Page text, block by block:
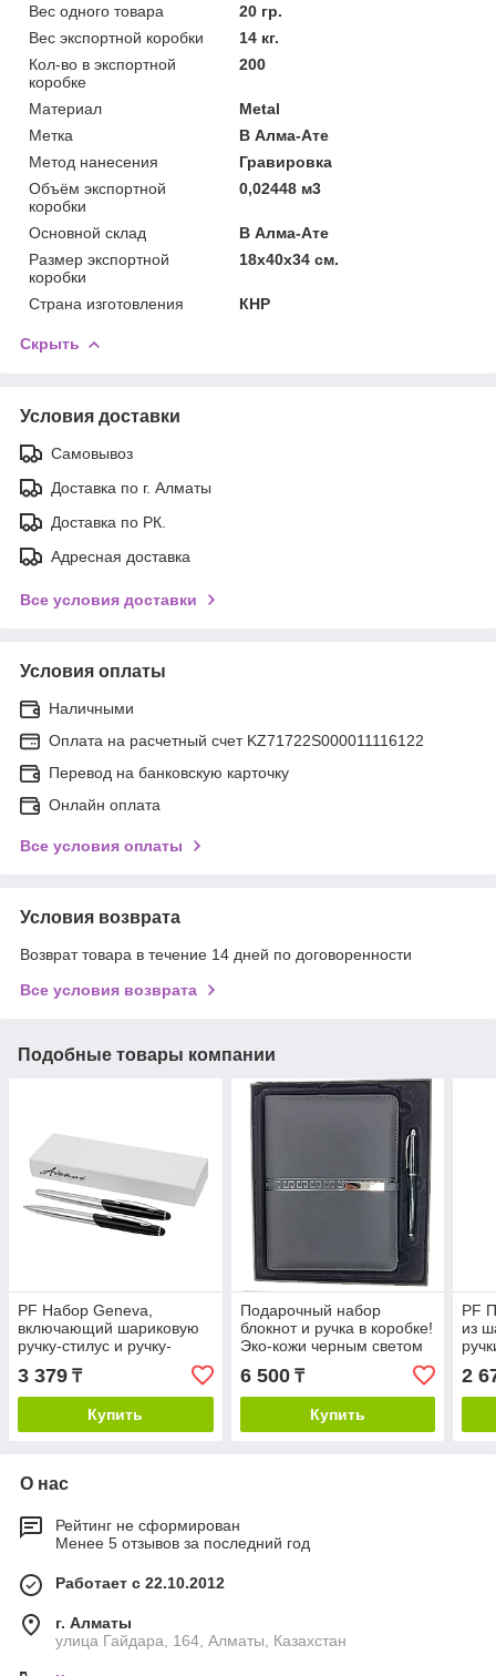
Вес одного товара
20 гр.
Вес экспортной коробки
14 кг.
Кол-во в экспортной
коробке
200
Материал
Metal
Метка
В Алма-Ате
Метод нанесения
Гравировка
Объём экспортной
коробки
0,02448 м3
Основной склад
В Алма-Ате
Размер экспортной
коробки
18x40x34 см.
Страна изготовления КНР
Скрыть
Условия доставки
Самовывоз
Доставка по г. Алматы
Доставка по РК.
Адресная доставка
Все условия доставки
Условия оплаты
Наличными
Оплата на расчетный счет KZ71722S000011116122
Перевод на банковскую карточку
Онлайн оплата
Все условия оплаты
Условия возврата
Возврат товара в течение 14 дней по договоренности
Все условия возврата
Подобные товары компании
PF Набор Geneva,
включающий шариковую
ручку-стилус и ручку-
3 379 ₸
Купить
Подарочный набор
блокнот и ручка в коробке!
Эко-кожи черным светом
6 500₸
Купить
PF
из
2
О нас
Рейтинг не сформирован
Менее 5 отзывов за последний год
Работает с 22.10.2012
г. Алматы
улица Гайдара, 164, Алматы, Казахстан